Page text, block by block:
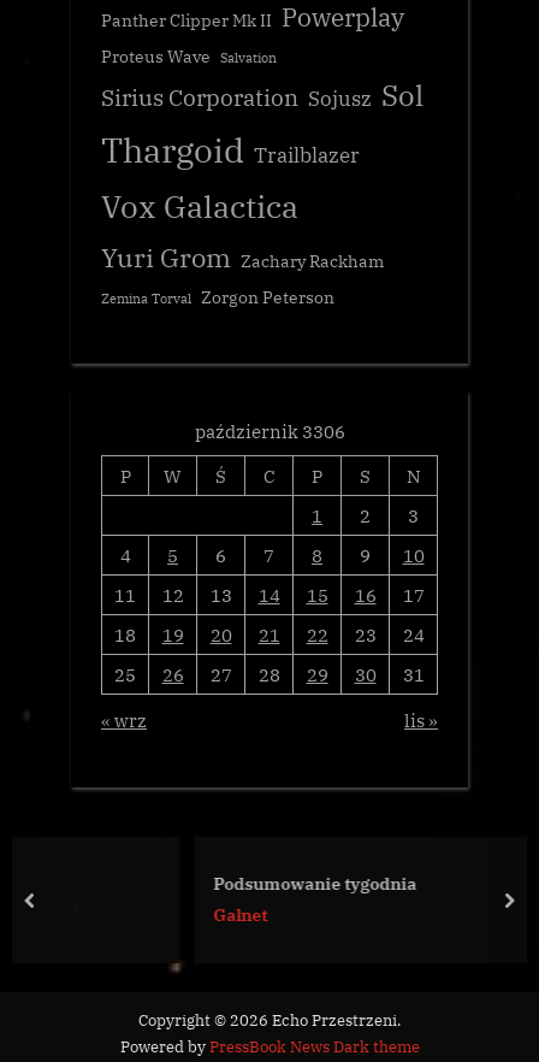
Panther Clipper Mk II Powerplay
Proteus Wave Salvation
Sirius Corporation Sojusz Sol
Thargoid Trailblazer
Vox Galactica
Yuri Grom Zachary Rackham
Zemina Torval Zorgon Peterson
październik 3306
P
W Ś C P S
N
1
2
3
4
5 6 7 8 9
10
11
12 13 14 15 16
17
18
19 20 21 22 23
24
25
26 27 28 29 30
31
« wrz
lis »
Podsumowanie tygodnia
prev
Copyright © 2026 Echo Przestrzeni.
Powered byPressBook News Dark theme